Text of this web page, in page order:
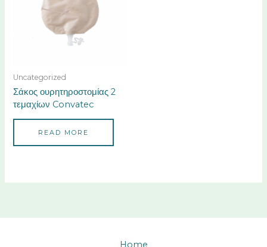
Uncategorized
Σάκος ουρητηροστομίας 2
τεμαχίων Convatec
READ MORE
Home